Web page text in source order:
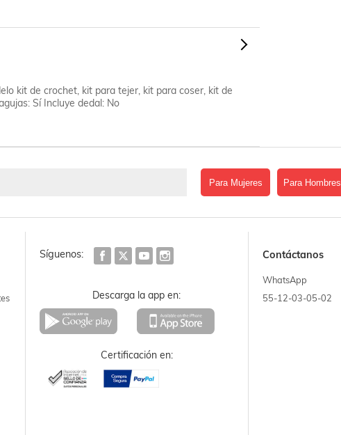
kit de crochet, kit para tejer, kit para coser, kit de
Sí Incluye dedal: No
Para Mujeres Para Hombres
Síguenos:
Descarga la app en:
Certificación en:
Contáctanos
WhatsApp
55-12-03-05-02